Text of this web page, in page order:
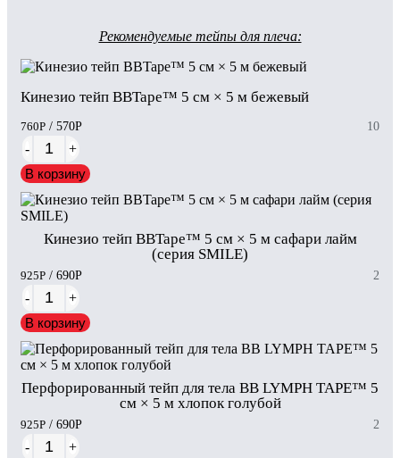
Рекомендуемые тейпы для плеча:
Кинезио тейп BBTape™ 5 см × 5 м бежевый
760Р / 570Р 10
-
+
В корзину
Кинезио тейп BBTape™ 5 см × 5 м сафари лайм
(серия SMILE)
925Р / 690Р 2
-
+
В корзину
Перфорированный тейп для тела BB LYMPH TAPE™ 5
см × 5 м хлопок голубой
925Р / 690Р 2
-
+